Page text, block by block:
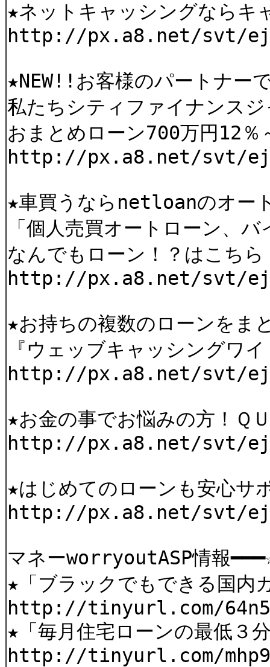
★ネットキャッシングならキ
http://px.a8.net/svt/
★NEW!!お客様のパートナー
私たちシティファイナンス
おまとめローン700万円12％
http://px.a8.net/svt/
★車買うならnetloanのオー
「個人売買オートローン、
なんでもローン！？はこちら
http://px.a8.net/svt/
★お持ちの複数のローンをま
『ウェッブキャッシングワ
http://px.a8.net/svt/
★お金の事でお悩みの方！Ｑ
http://px.a8.net/svt/
★はじめてのローンも安心サ
http://px.a8.net/svt/
マネーworryoutASP情報
★「ブラックでもできる国内
http://tinyurl.com/
★「毎月住宅ローンの最低３
http://tinyurl.com/